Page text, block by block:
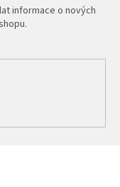
informace o nových